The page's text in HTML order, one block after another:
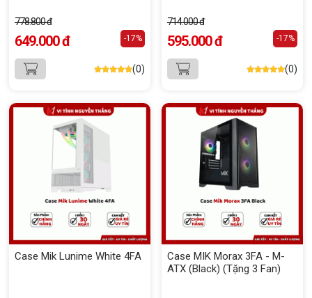
778.800 đ
649.000 đ -17%
(0)
714.000 đ
595.000 đ -17%
(0)
Case Mik Lunime White 4FA
Case MIK Morax 3FA - M-
ATX (Black) (Tặng 3 Fan)